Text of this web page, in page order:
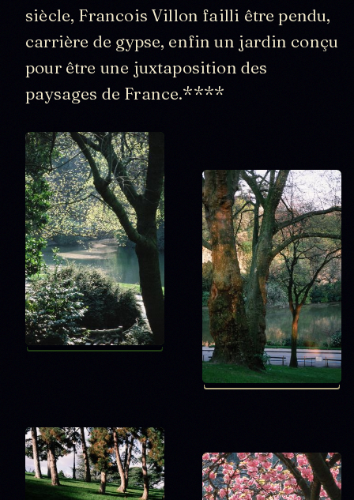
siècle, Francois Villon failli être pendu,
carrière de gypse, enfin un jardin conçu
pour être une juxtaposition des
paysages de France.****